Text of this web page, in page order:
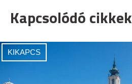
Kapcsolódó cikkek
KIKAPCS